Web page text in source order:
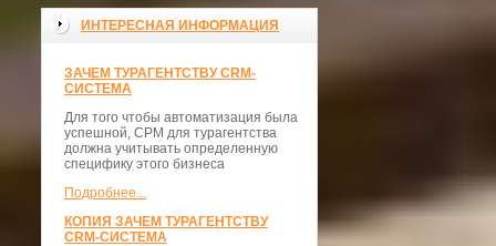
ИНТЕРЕСНАЯ ИНФОРМАЦИЯ
ЗАЧЕМ ТУРАГЕНТСТВУ CRM-
СИСТЕМА
Для того чтобы автоматизация была
успешной, СРМ для турагентства
должна учитывать определенную
специфику этого бизнеса
Подробнее...
КОПИЯ ЗАЧЕМ ТУРАГЕНТСТВУ
CRM-СИСТЕМА